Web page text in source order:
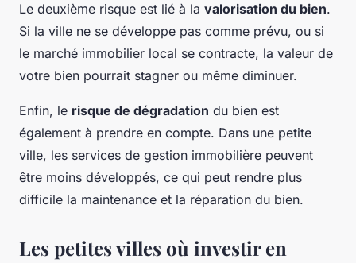
Le deuxième risque est lié à la valorisation du bien.
Si la ville ne se développe pas comme prévu, ou si
le marché immobilier local se contracte, la valeur de
votre bien pourrait stagner ou même diminuer.
Enfin, le risque de dégradation du bien est
également à prendre en compte. Dans une petite
ville, les services de gestion immobilière peuvent
être moins développés, ce qui peut rendre plus
difficile la maintenance et la réparation du bien.
Les petites villes où investir en